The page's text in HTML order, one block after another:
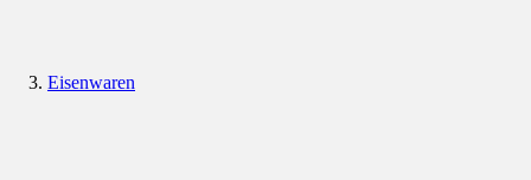
Eisenwaren